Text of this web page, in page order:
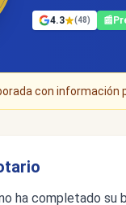
4.3 (48) 📰
con información
ha completado su